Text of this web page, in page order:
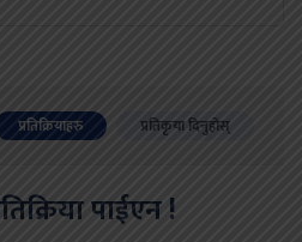
प्रतिक्रियाहरु प्रतिकृया दिनुहोस्
पाईएन !